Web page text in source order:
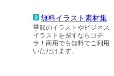
無料イラスト素材集
季節のイラストやビジネス
イラストを探すならコチ
ラ！商用でも無料でご利用
いただけます。